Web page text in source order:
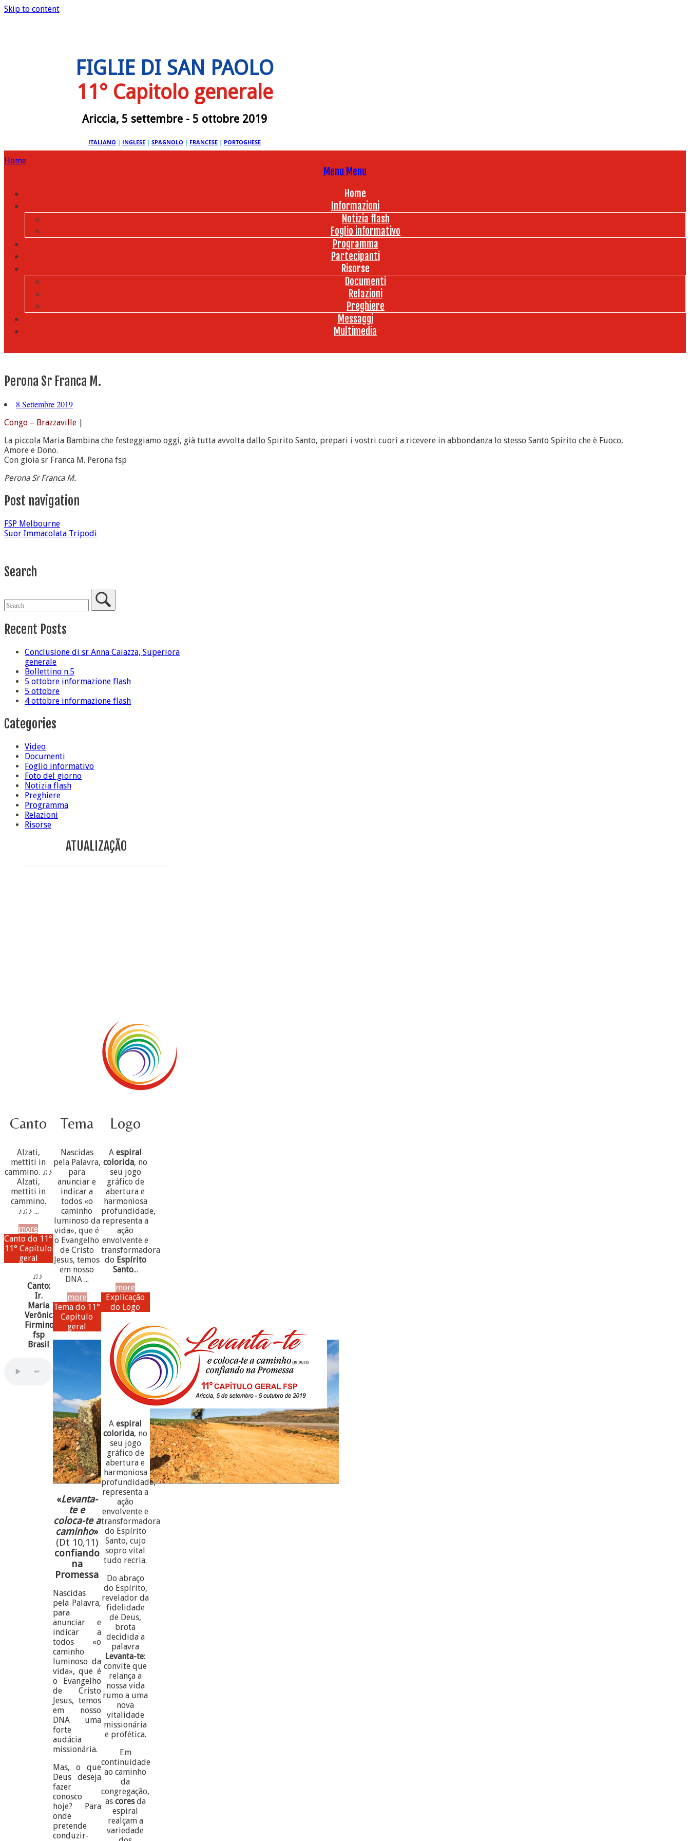
Skip to content
FIGLIE DI SAN PAOLO
11° Capitolo generale
Ariccia, 5 settembre - 5 ottobre 2019
ITALIANO | INGLESE | SPAGNOLO | FRANCESE | PORTOGHESE
Home
Menu Menu
Home
Informazioni
Notizia flash
Foglio informativo
Programma
Partecipanti
Risorse
Documenti
Relazioni
Preghiere
Messaggi
Multimedia
Perona Sr Franca M.
8 Settembre 2019
Congo – Brazzaville
La piccola Maria Bambina che festeggiamo oggi, già tutta avvolta dallo Spirito Santo, prepari i vostri cuori a ricevere in abbondanza lo stesso Santo Spirito che è Fuoco,
Amore e Dono.
Con gioia sr Franca M. Perona fsp
Perona Sr Franca M.
Post navigation
FSP Melbourne
Suor Immacolata Tripodi
Search
Recent Posts
Conclusione di sr Anna Caiazza, Superiora
generale
Bollettino n.5
5 ottobre informazione flash
5 ottobre
4 ottobre informazione flash
Categories
Video
Documenti
Foglio informativo
Foto del giorno
Notizia flash
Preghiere
Programma
Relazioni
Risorse
ATUALIZAÇÃO
Canto
Alzati,
mettiti in
cammino. ♫♪
Alzati,
mettiti in
cammino.
♪♫♪ ...
more
Canto do 11°
11° Capítulo
geral
♫♪
Canto:
Ir.
Maria
Verônica
Firmino,
fsp
Brasil
Tema
Nascidas
pela Palavra,
para
anunciar e
indicar a
todos «o
caminho
luminoso da
vida», que é
o Evangelho
de Cristo
Jesus, temos
em nosso
DNA ...
more
Tema do 11°
Capítulo
geral
«Levanta-
te e
coloca-te a
caminho»
(Dt 10,11)
confiando
na
Promessa
Nascidas
pela Palavra,
para
anunciar e
indicar a
todos «o
caminho
luminoso da
vida», que é
o Evangelho
de Cristo
Jesus, temos
em nosso
DNA uma
forte
audácia
missionária.
Mas, o que
Deus deseja
fazer
conosco
hoje? Para
onde
pretende
conduzir-
Logo
Aespiral
colorida, no
seu jogo
gráfico de
abertura e
harmoniosa
profundidade,
representa a
ação
envolvente e
transformadora
do Espírito
Santo...
more
Explicação
do Logo
Aespiral
colorida, no
seu jogo
gráfico de
abertura e
harmoniosa
profundidade,
representa a
ação
envolvente e
transformadora
do Espírito
Santo, cujo
sopro vital
tudo recria.
Do abraço
do Espírito,
revelador da
fidelidade
de Deus,
brota
decidida a
palavra
Levanta-te:
convite que
relança a
nossa vida
rumo a uma
nova
vitalidade
missionária
e profética.
Em
continuidade
ao caminho
da
congregação,
as coresda
espiral
realçam a
variedade